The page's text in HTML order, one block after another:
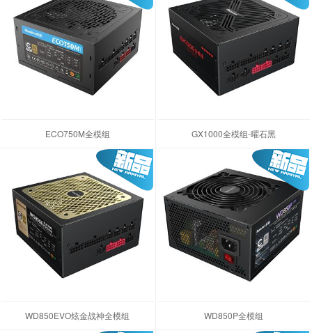
ECO750M全模组 GX1000全模组-曜石黑
WD850EVO炫金战神全模组 WD850P全模组